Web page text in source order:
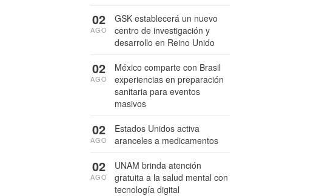
GSK establecerá un nuevo
centro de investigación y
desarrollo en Reino Unido
02
AGO
México comparte con Brasil
experiencias en preparación
sanitaria para eventos
masivos
02
AGO
Estados Unidos activa
aranceles a medicamentos
02
AGO
UNAM brinda atención
gratuita a la salud mental con
tecnología digital
02
AGO